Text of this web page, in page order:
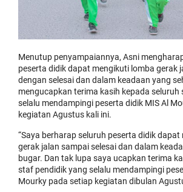
Menutup penyampaiannya, Asni
peserta didik dapat mengikuti lomba gerak
dengan selesai dan dalam keadaan yang
mengucapkan terima kasih kepada seluruh
selalu mendampingi peserta didik MIS Al
kegiatan Agustus kali ini.
“Saya berharap seluruh peserta didik
gerak jalan sampai selesai dan dalam
bugar. Dan tak lupa saya ucapkan terima
staf pendidik yang selalu mendampingi
Mourky pada setiap kegiatan dibulan